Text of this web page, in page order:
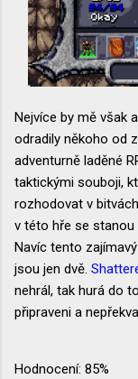
Nejvíce by mě však
odradily někoho od
adventurně laděné
taktickými souboji,
rozhodovat v
v této hře se stanou
Navíc tento
jsou jen dvě.
nehrál, tak hurá do
připraveni a
Hodnocení: 85%